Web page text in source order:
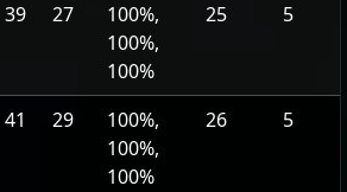
39 27
100%,
100%,
100%
25 5
41 29
100%,
100%,
100%
26 5